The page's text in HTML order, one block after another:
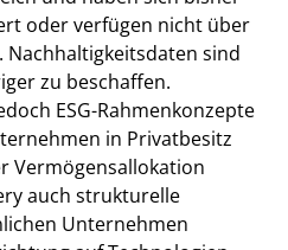
oder verfügen nicht über
sind
zu beschaffen.
ESG-Rahmenkonzepte
in Privatbesitz
Vermögensallokation
auch strukturelle
Unternehmen